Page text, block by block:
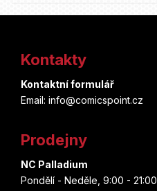
Kontakty
Kontaktní formulář
Email: info@comicspoint.cz
Prodejny
NC Palladium
Pondělí - Neděle, 9:00 - 21:00